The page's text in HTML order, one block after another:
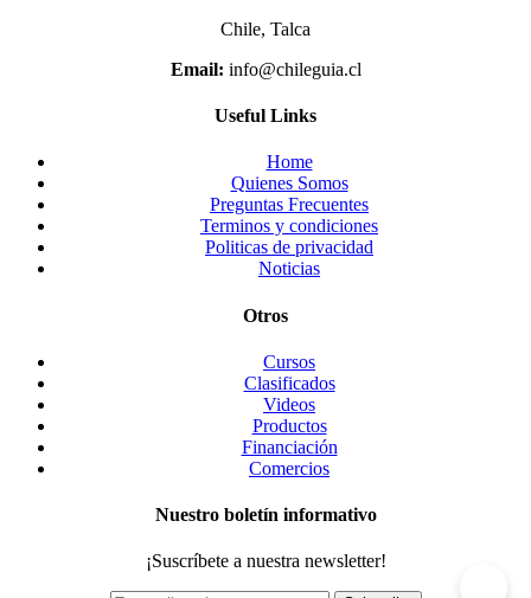
Chile, Talca
Email: info@chileguia.cl
Useful Links
Home
Quienes Somos
Preguntas Frecuentes
Terminos y condiciones
Politicas de privacidad
Noticias
Otros
Cursos
Clasificados
Videos
Productos
Financiación
Comercios
Nuestro boletín informativo
¡Suscríbete a nuestra newsletter!